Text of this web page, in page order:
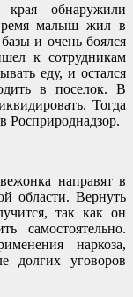
обнаружили
малыш жил в
и очень боялся
к сотрудникам
еду, и остался
в поселок. В
Тогда
Росприроднадзор.
направят в
области. Вернуть
так как он
наркоза,
долгих уговоров